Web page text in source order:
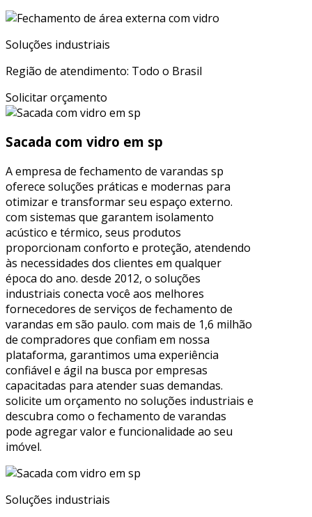
Soluções industriais
Região de atendimento: Todo o Brasil
Solicitar orçamento
Sacada com vidro em sp
A empresa de fechamento de varandas sp
oferece soluções práticas e modernas para
otimizar e transformar seu espaço externo.
com sistemas que garantem isolamento
acústico e térmico, seus produtos
proporcionam conforto e proteção, atendendo
às necessidades dos clientes em qualquer
época do ano. desde 2012, o soluções
industriais conecta você aos melhores
fornecedores de serviços de fechamento de
varandas em são paulo. com mais de 1,6 milhão
de compradores que confiam em nossa
plataforma, garantimos uma experiência
confiável e ágil na busca por empresas
capacitadas para atender suas demandas.
solicite um orçamento no soluções industriais e
descubra como o fechamento de varandas
pode agregar valor e funcionalidade ao seu
imóvel.
Soluções industriais